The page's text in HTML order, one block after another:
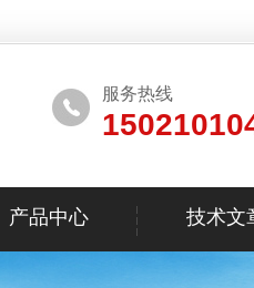
服务热线
产品中心 技术文